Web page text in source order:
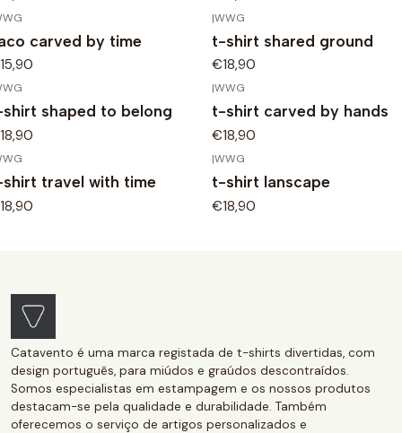
carved by time
|WWG
t-shirt shared ground
€18,90
shaped to belong
|WWG
t-shirt carved by hands
€18,90
travel with time
|WWG
t-shirt lanscape
€18,90
Catavento é uma marca registada de t-shirts divertidas, com
design português, para miúdos e graúdos descontraídos.
Somos especialistas em estampagem e os nossos produtos
destacam-se pela qualidade e durabilidade. Também
oferecemos o serviço de artigos personalizados e